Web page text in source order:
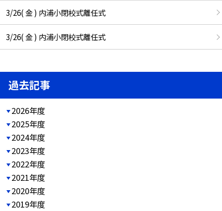
3/26( 金 ) 内浦小閉校式離任式
3/26( 金 ) 内浦小閉校式離任式
過去記事
2026年度
2025年度
2024年度
2023年度
2022年度
2021年度
2020年度
2019年度